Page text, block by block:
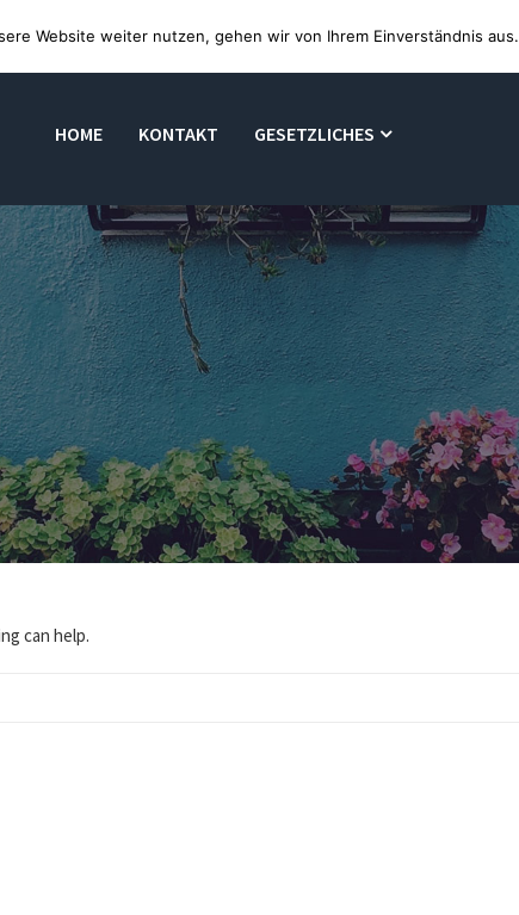
HOME KONTAKT GESETZLICHES
can help.
Website weiter nutzen, gehen wir von Ihrem Einverständnis aus.